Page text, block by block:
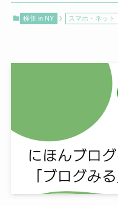
移住 in NY スマホ・ネット